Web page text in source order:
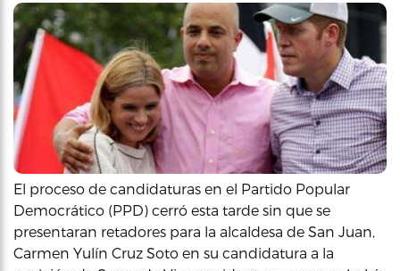
El proceso de candidaturas en el Partido Popular
Democrático (PPD) cerró esta tarde sin que se
presentaran retadores para la alcaldesa de San Juan,
Carmen Yulín Cruz Soto en su candidatura a la